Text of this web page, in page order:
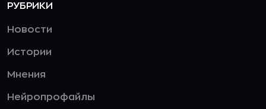
РУБРИКИ
Новости
Истории
Мнения
Нейропрофайлы